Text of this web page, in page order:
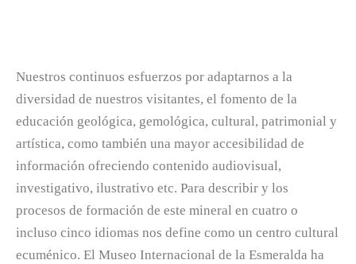
Nuestros continuos esfuerzos por adaptarnos a la
diversidad de nuestros visitantes, el fomento de la
educación geológica, gemológica, cultural, patrimonial y
artística, como también una mayor accesibilidad de
información ofreciendo contenido audiovisual,
investigativo, ilustrativo etc. Para describir y los
procesos de formación de este mineral en cuatro o
incluso cinco idiomas nos define como un centro cultural
ecuménico. El Museo Internacional de la Esmeralda ha